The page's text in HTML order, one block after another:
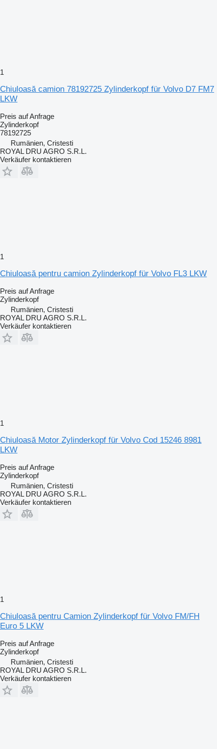
1
Chiuloasă camion 78192725 Zylinderkopf für Volvo D7 FM7
LKW
Preis auf Anfrage
Zylinderkopf
78192725
Rumänien, Cristesti
ROYAL DRU AGRO S.R.L.
Verkäufer kontaktieren
1
Chiuloasă pentru camion Zylinderkopf für Volvo FL3 LKW
Preis auf Anfrage
Zylinderkopf
Rumänien, Cristesti
ROYAL DRU AGRO S.R.L.
Verkäufer kontaktieren
1
Chiuloasă Motor Zylinderkopf für Volvo Cod 15246 8981
LKW
Preis auf Anfrage
Zylinderkopf
Rumänien, Cristesti
ROYAL DRU AGRO S.R.L.
Verkäufer kontaktieren
1
Chiuloasă pentru Camion Zylinderkopf für Volvo FM/FH
Euro 5 LKW
Preis auf Anfrage
Zylinderkopf
Rumänien, Cristesti
ROYAL DRU AGRO S.R.L.
Verkäufer kontaktieren